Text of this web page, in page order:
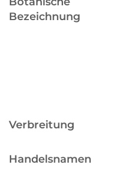
Bezeichnung
Verbreitung
Handelsnamen